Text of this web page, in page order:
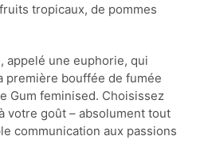
tropicaux, de pommes
appelé une euphorie, qui
première bouffée de fumée
Gum feminised. Choisissez
votre goût – absolument tout
communication aux passions